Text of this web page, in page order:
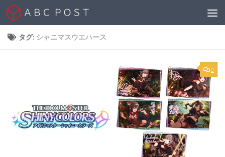
Skip to content
タグ: シャニマスウエハース
0